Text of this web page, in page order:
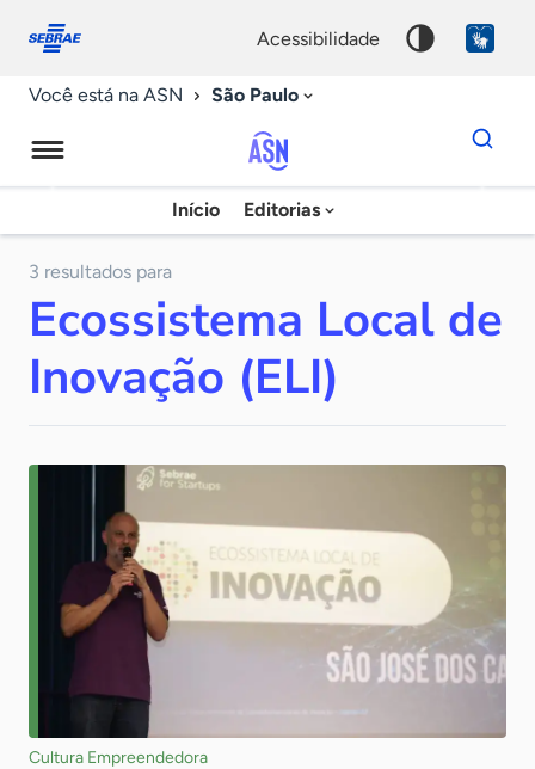
conosco
acessibilidade
Você está na ASN São Paulo
Agência
Sebrae
Notícias
Início Editorias
Dados
para
chave
3 resultados para
Ecossistema Local de
Inovação (ELI)
Cultura Empreendedora